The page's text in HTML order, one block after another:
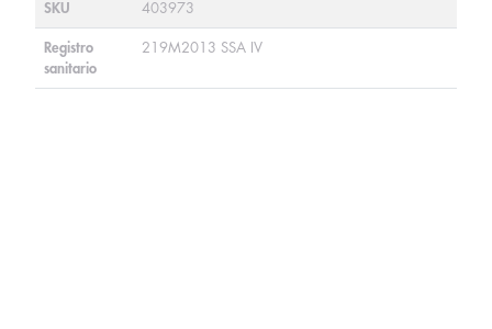
SKU 403973
Registro
sanitario
219M2013 SSA IV